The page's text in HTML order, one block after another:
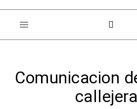
Comunicacion